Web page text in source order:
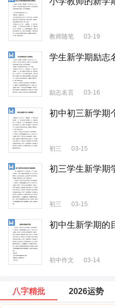
教师随笔 03-19
学生新学期励志
励志名言 03-16
初中初三新学期
初三 03-15
初三学生新学期
初三 03-15
初中生新学期的
初中作文 03-14
八字精批 2026运势